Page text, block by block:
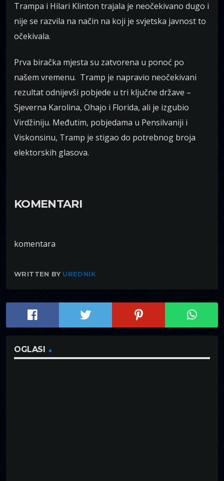
Trampa i Hilari Klinton trajala je neočekivano dugo i
nije se razvila na način na koji je svjetska javnost to
očekivala.
Prva biračka mjesta su zatvorena u ponoć po
našem vremenu. Tramp je napravio neočekivani
rezultat odnijevši pobjede u tri ključne države –
Sjeverna Karolina, Ohajo i Florida, ali je izgubio
Virdžiniju. Međutim, pobjedama u Pensilvaniji i
Viskonsinu, Tramp je stigao do potrebnog broja
elektorskih glasova.
KOMENTARI
komentara
WRITTEN BY UREDNIK
OGLASI